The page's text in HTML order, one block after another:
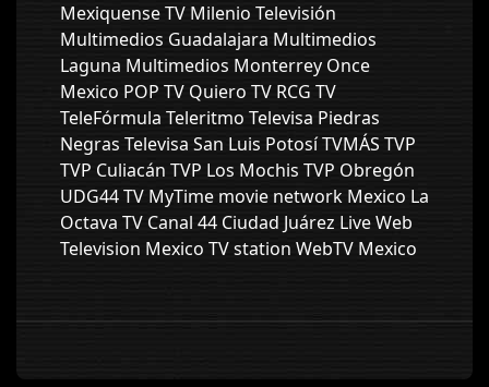
Mexiquense TV Milenio Televisión
Multimedios Guadalajara Multimedios
Laguna Multimedios Monterrey Once
Mexico POP TV Quiero TV RCG TV
TeleFórmula Teleritmo Televisa Piedras
Negras Televisa San Luis Potosí TVMÁS TVP
TVP Culiacán TVP Los Mochis TVP Obregón
UDG44 TV MyTime movie network Mexico La
Octava TV Canal 44 Ciudad Juárez Live Web
Television Mexico TV station WebTV Mexico